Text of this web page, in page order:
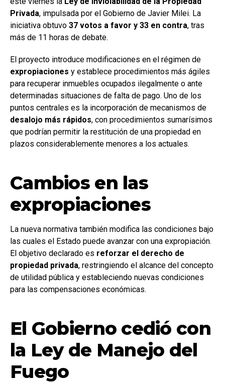
Privada, impulsada por el Gobierno de Javier Milei. La
iniciativa obtuvo 37 votos a favor y 33 en contra, tras
más de 11 horas de debate.
El proyecto introduce modificaciones en el régimen de
expropiaciones y establece procedimientos más ágiles
para recuperar inmuebles ocupados ilegalmente o ante
determinadas situaciones de falta de pago. Uno de los
puntos centrales es la incorporación de mecanismos de
desalojo más rápidos, con procedimientos sumarísimos
que podrían permitir la restitución de una propiedad en
plazos considerablemente menores a los actuales.
Cambios en las
expropiaciones
La nueva normativa también modifica las condiciones bajo
las cuales el Estado puede avanzar con una expropiación.
El objetivo declarado es reforzar el derecho de
propiedad privada, restringiendo el alcance del concepto
de utilidad pública y estableciendo nuevas condiciones
para las compensaciones económicas.
El Gobierno cedió con
la Ley de Manejo del
Fuego